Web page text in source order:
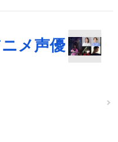
メ声優